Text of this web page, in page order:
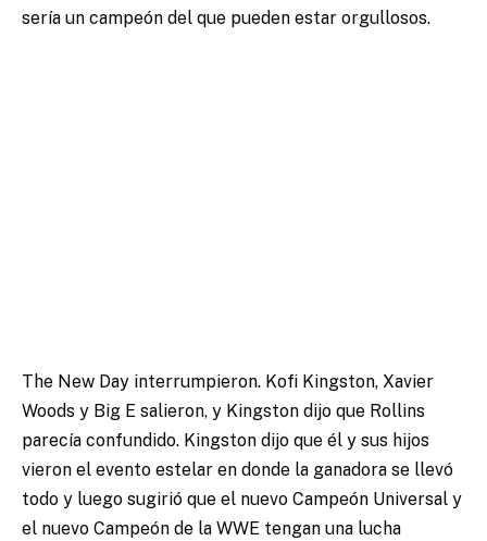
sería un campeón del que pueden estar orgullosos.
The New Day interrumpieron. Kofi Kingston, Xavier
Woods y Big E salieron, y Kingston dijo que Rollins
parecía confundido. Kingston dijo que él y sus hijos
vieron el evento estelar en donde la ganadora se llevó
todo y luego sugirió que el nuevo Campeón Universal y
el nuevo Campeón de la WWE tengan una lucha